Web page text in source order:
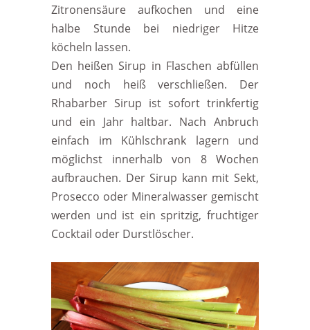
Zitronensäure aufkochen und eine
halbe Stunde bei niedriger Hitze
köcheln lassen.
Den heißen Sirup in Flaschen abfüllen
und noch heiß verschließen. Der
Rhabarber Sirup ist sofort trinkfertig
und ein Jahr haltbar. Nach Anbruch
einfach im Kühlschrank lagern und
möglichst innerhalb von 8 Wochen
aufbrauchen. Der Sirup kann mit Sekt,
Prosecco oder Mineralwasser gemischt
werden und ist ein spritzig, fruchtiger
Cocktail oder Durstlöscher.